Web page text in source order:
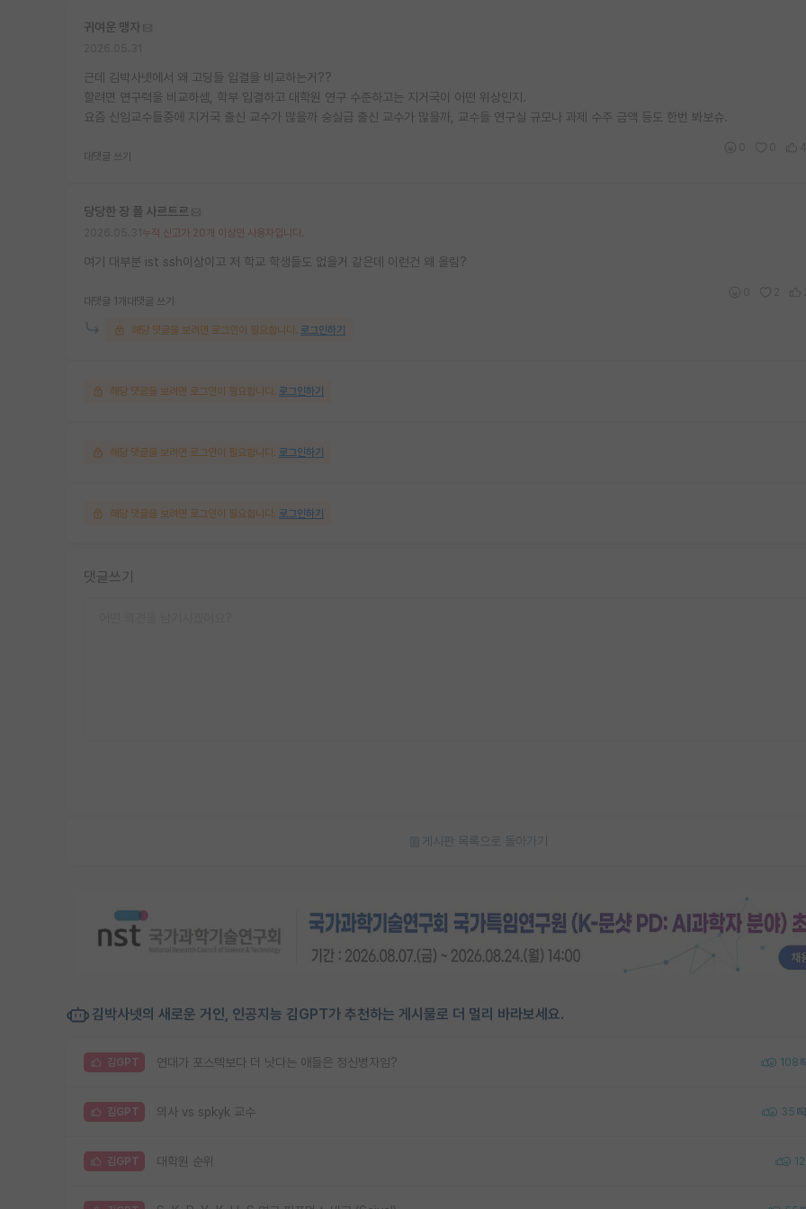
귀여운 맹자
근데 김박사넷에서 왜 고딩들 입결을 비교하는거??
할려면 연구력을 비교하셈, 학부 입결하고 대학원 연구 수준하고는 지거국이 어떤 위상인지.
요즘 신임교수들중에 지거국 출신 교수가 많을까 숭실급 출신 교수가 많을까, 교수들 연구실 규모나 과제 수주 금액 등도 한번 봐보슈.
대댓글 쓰기
당당한 장 폴 사르트르
누적 신고가 20개 이상인 사용자입니다.
여기 대부분 ist ssh이상이고 저 학교 학생들도 없을거 같은데 이런건 왜 올림?
대댓글 1개 대댓글 쓰기
해당 댓글을 보려면 로그인이 필요합니다. 로그인하기
해당 댓글을 보려면 로그인이 필요합니다. 로그인하기
해당 댓글을 보려면 로그인이 필요합니다. 로그인하기
해당 댓글을 보려면 로그인이 필요합니다. 로그인하기
댓글쓰기
게시판 목록으로 돌아가기
김박사넷의 새로운 거인, 인공지능 김GPT가 추천하는 게시물로 더 멀리 바라보세요.
김GPT 연대가 포스텍보다 더 낫다는 애들은 정신병자임? 108
김GPT 의사 vs spkyk 교수 35
김GPT 대학원 순위 12